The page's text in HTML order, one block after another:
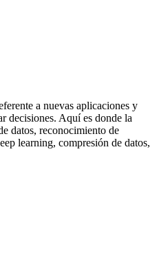
a nuevas aplicaciones y
decisiones. Aquí es donde la
datos, reconocimiento de
learning, compresión de datos,